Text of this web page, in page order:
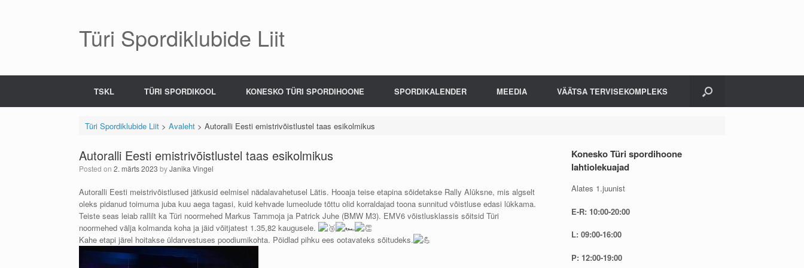
Türi Spordiklubide Liit
TSKL TÜRI SPORDIKOOL KONESKO TÜRI SPORDIHOONE SPORDIKALENDER MEEDIA VÄÄTSA TERVISEKOMPLEKS
Türi Spordiklubide Liit> Avaleht> Autoralli Eesti emistrivõistlustel taas esikolmikus
Autoralli Eesti emistrivõistlustel taas esikolmikus
Posted on 2. märts 2023 byJanika Vingel
Autoralli Eesti meistrivõistlused jätkusid eelmisel nädalavahetusel Lätis. Hooaja teise etapina sõidetakse Rally Alūksne, mis algselt
oleks pidanud toimuma juba kuu aega tagasi, kuid kehvade lumeolude tõttu olid korraldajad toona sunnitud võistluse edasi lükkama.
Teiste seas leiab rallilt ka Türi noormehed Markus Tammoja ja Patrick Juhe (BMW M3). EMV6 võistlusklassis sõitsid Türi
noormehed välja kolmanda koha ja jäid võitjatest 1.35,82 kaugusele.
Kahe etapi järel hoitakse üldarvestuses poodiumikohta. Pöidlad pihku ees ootavateks sõitudeks.
Konesko Türi spordihoone
lahtiolekuajad
Alates 1.juunist
E-R: 10:00-20:00
L: 09:00-16:00
P: 12:00-19:00